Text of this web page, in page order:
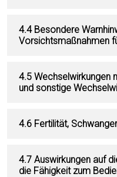
4.4 Besondere
Vorsichtsmaßnahmen
4.5 Wechselwirkungen
und sonstige
4.6 Fertilität,
4.7 Auswirkungen auf
die Fähigkeit zum